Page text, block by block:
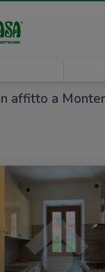
affitto a